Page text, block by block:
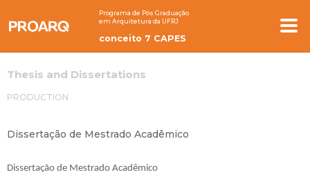
Programa de Pós Graduação
em Arquitetura da UFRJ
conceito 7 CAPES
Thesis and Dissertations
PRODUCTION
Dissertação de Mestrado Acadêmico
Dissertação de Mestrado Acadêmico